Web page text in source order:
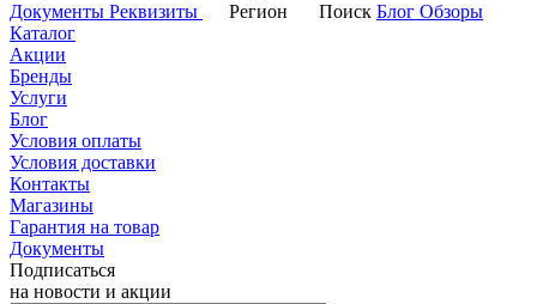
Документы Реквизиты Регион Поиск Блог Обзоры
Каталог
Акции
Бренды
Услуги
Блог
Условия оплаты
Условия доставки
Контакты
Магазины
Гарантия на товар
Документы
Подписаться
на новости и акции